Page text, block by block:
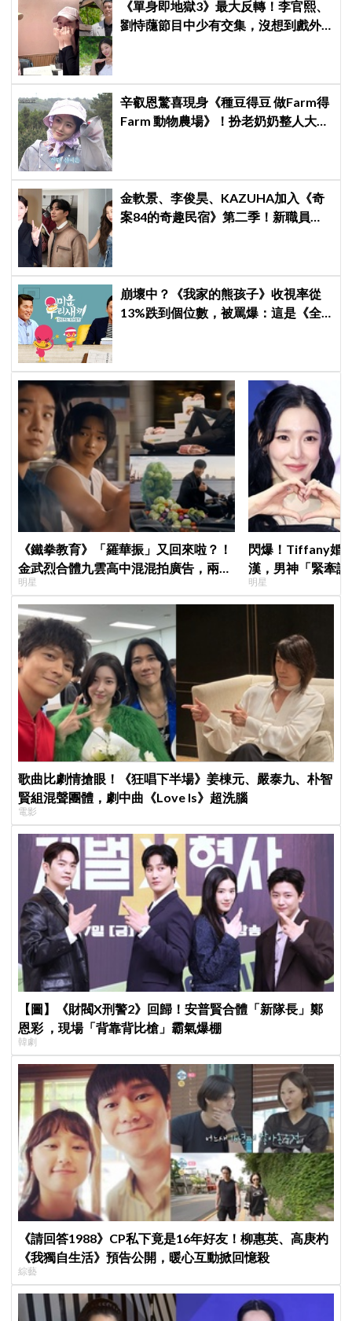
《單身即地獄3》最大反轉！李官熙、
劉恃蘟節目中少有交集，沒想到戲外
辛叡恩驚喜現身《種豆得豆 做Farm得
Farm 動物農場》！扮老奶奶整人大成
金軟景、李俊昊、KAZUHA加入《奇
案84的奇趣民宿》第二季！新職員曝
崩壞中？《我家的熊孩子》收視率從
13%跌到個位數，被罵爆：這是《全
《鐵拳教育》「羅華振」又回來啦？！
金武烈合體九雲高中混混拍廣告，兩人
嚇壞反應笑翻劇迷：根本番外篇！
明星
閃爆！Tiffany婚
漢，男神「緊牽
甜度超標
明星
歌曲比劇情搶眼！《狂唱下半場》姜棟元、嚴泰九、朴智
賢組混聲團體，劇中曲《Love Is》超洗腦
電影
【圖】《財閥X刑警2》回歸！安普賢合體「新隊長」鄭
恩彩 ，現場「背靠背比槍」霸氣爆棚
韓劇
《請回答1988》CP私下竟是16年好友！柳惠英、高庚杓
《我獨自生活》預告公開，暖心互動掀回憶殺
綜藝